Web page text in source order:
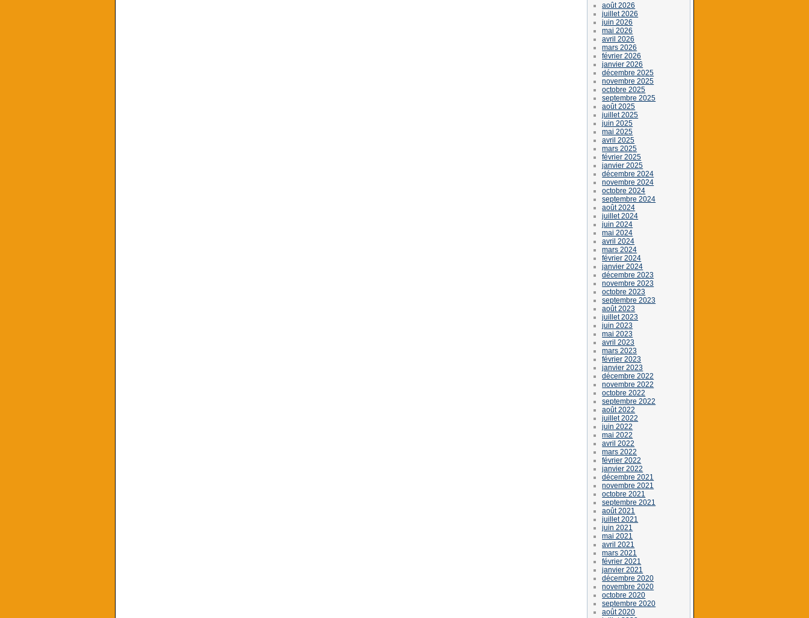
août 2026
juillet 2026
juin 2026
mai 2026
avril 2026
mars 2026
février 2026
janvier 2026
décembre 2025
novembre 2025
octobre 2025
septembre 2025
août 2025
juillet 2025
juin 2025
mai 2025
avril 2025
mars 2025
février 2025
janvier 2025
décembre 2024
novembre 2024
octobre 2024
septembre 2024
août 2024
juillet 2024
juin 2024
mai 2024
avril 2024
mars 2024
février 2024
janvier 2024
décembre 2023
novembre 2023
octobre 2023
septembre 2023
août 2023
juillet 2023
juin 2023
mai 2023
avril 2023
mars 2023
février 2023
janvier 2023
décembre 2022
novembre 2022
octobre 2022
septembre 2022
août 2022
juillet 2022
juin 2022
mai 2022
avril 2022
mars 2022
février 2022
janvier 2022
décembre 2021
novembre 2021
octobre 2021
septembre 2021
août 2021
juillet 2021
juin 2021
mai 2021
avril 2021
mars 2021
février 2021
janvier 2021
décembre 2020
novembre 2020
octobre 2020
septembre 2020
août 2020